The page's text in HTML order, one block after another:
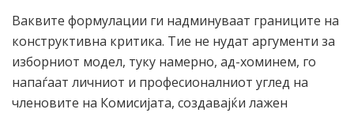
Ваквите формулации ги надминуваат границите на
конструктивна критика. Тие не нудат аргументи за
изборниот модел, туку намерно, ад-хоминем, го
напаѓаат личниот и професионалниот углед на
членовите на Комисијата, создавајќи лажен